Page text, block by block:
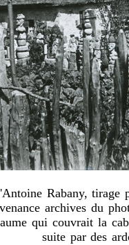
Rabany, tirage
archives du
qui couvrait la
suite par des